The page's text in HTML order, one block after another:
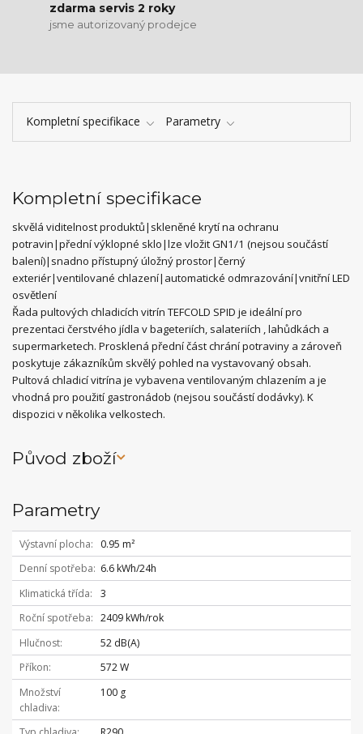
zdarma servis 2 roky
jsme autorizovaný prodejce
Kompletní specifikace Parametry
Kompletní specifikace
skvělá viditelnost produktů|skleněné krytí na ochranu
potravin|přední výklopné sklo|lze vložit GN1/1 (nejsou součástí
balení)|snadno přístupný úložný prostor|černý
exteriér|ventilované chlazení|automatické odmrazování|vnitřní LED
osvětlení
Řada pultových chladicích vitrín TEFCOLD SPID je ideální pro
prezentaci čerstvého jídla v bageteriích, salateriích , lahůdkách a
supermarketech. Prosklená přední část chrání potraviny a zároveň
poskytuje zákazníkům skvělý pohled na vystavovaný obsah.
Pultová chladicí vitrína je vybavena ventilovaným chlazením a je
vhodná pro použití gastronádob (nejsou součástí dodávky). K
dispozici v několika velkostech.
Původ zboží
Parametry
Výstavní plocha
0.95 m²
Denní spotřeba
6.6 kWh/24h
Klimatická třída
3
Roční spotřeba
2409 kWh/rok
Hlučnost
52 dB(A)
Příkon
572 W
Množství
chladiva
100 g